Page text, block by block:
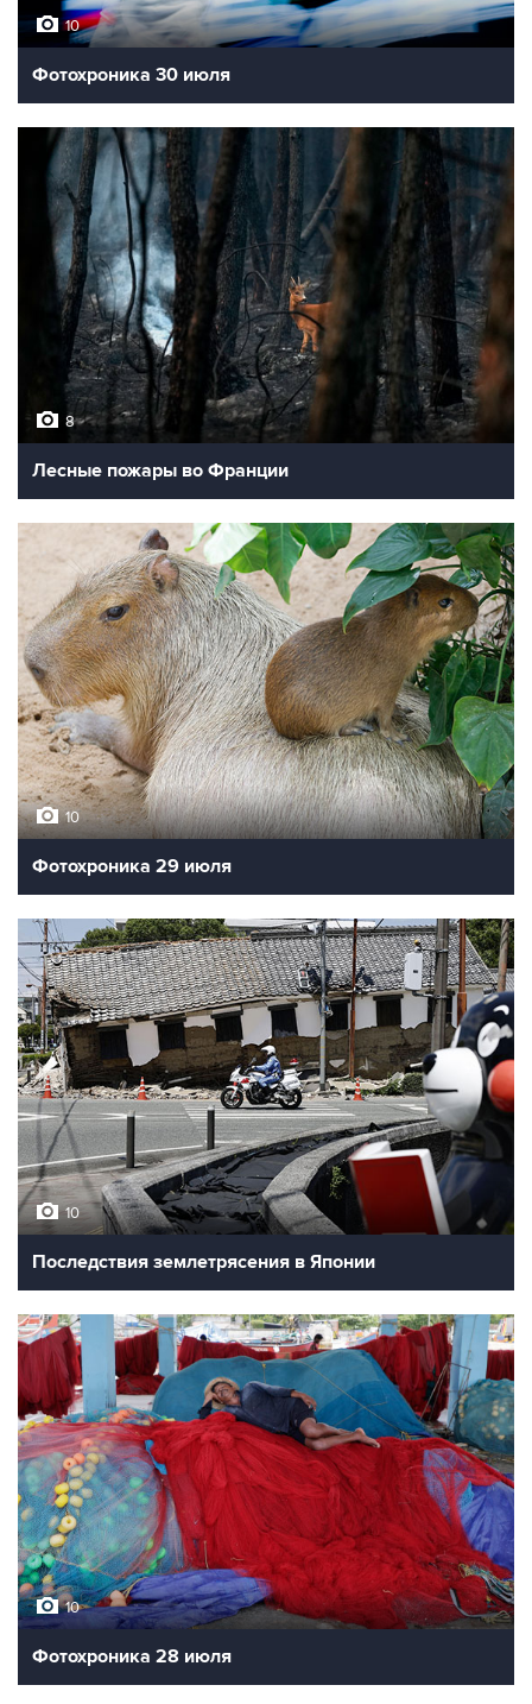
10
Фотохроника 30 июля
8
Лесные пожары во Франции
10
Фотохроника 29 июля
10
Последствия землетрясения в Японии
10
Фотохроника 28 июля